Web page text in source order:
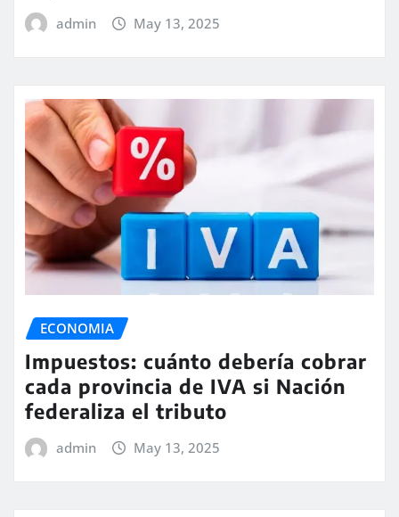
admin May 13, 2025
ECONOMIA
Impuestos: cuánto debería cobrar
cada provincia de IVA si Nación
federaliza el tributo
admin May 13, 2025